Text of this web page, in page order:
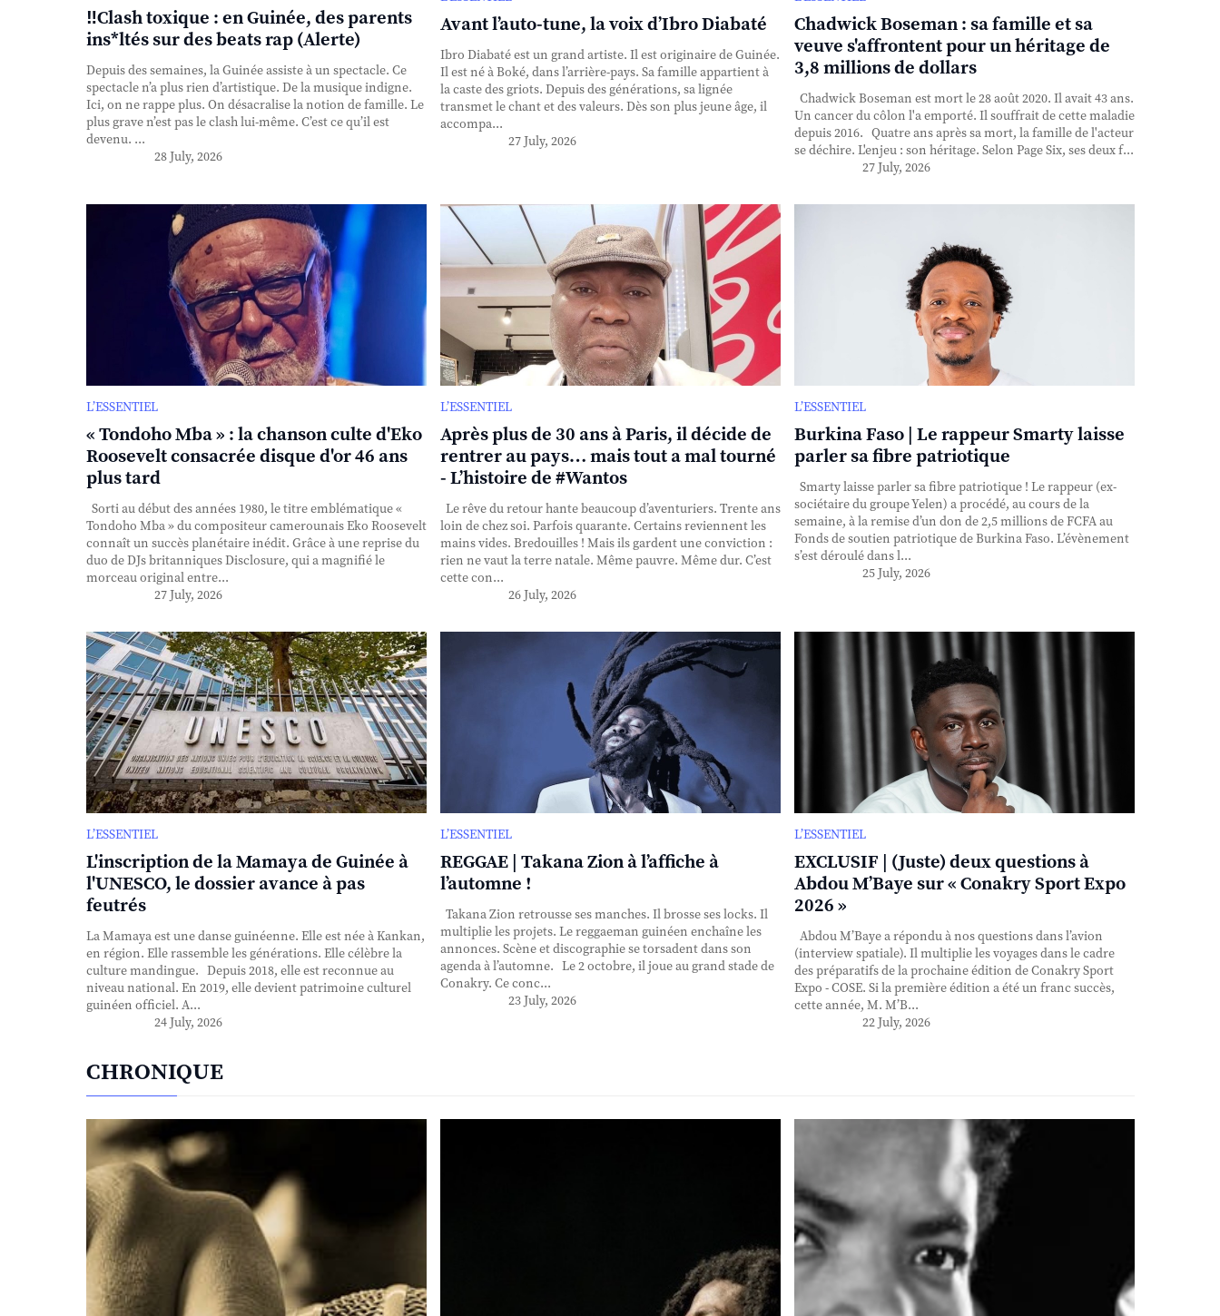
‼️Clash toxique : en Guinée, des parents
ins*ltés sur des beats rap (Alerte)
Depuis des semaines, la Guinée assiste à un spectacle. Ce
spectacle n’a plus rien d’artistique. De la musique indigne.
Ici, on ne rappe plus. On désacralise la notion de famille. Le
plus grave n’est pas le clash lui-même. C’est ce qu’il est
devenu. ...
28 July, 2026
Avant l’auto-tune, la voix d’Ibro Diabaté
Ibro Diabaté est un grand artiste. Il est originaire de Guinée.
Il est né à Boké, dans l’arrière-pays. Sa famille appartient à
la caste des griots. Depuis des générations, sa lignée
transmet le chant et des valeurs. Dès son plus jeune âge, il
accompa...
27 July, 2026
Chadwick Boseman : sa famille et sa
veuve s'affrontent pour un héritage de
3,8 millions de dollars
Chadwick Boseman est mort le 28 août 2020. Il avait 43 ans.
Un cancer du côlon l'a emporté. Il souffrait de cette maladie
depuis 2016. Quatre ans après sa mort, la famille de l'acteur
se déchire. L'enjeu : son héritage. Selon Page Six, ses deux f...
27 July, 2026
L’ESSENTIEL
« Tondoho Mba » : la chanson culte d'Eko
Roosevelt consacrée disque d'or 46 ans
plus tard
Sorti au début des années 1980, le titre emblématique «
Tondoho Mba » du compositeur camerounais Eko Roosevelt
connaît un succès planétaire inédit. Grâce à une reprise du
duo de DJs britanniques Disclosure, qui a magnifié le
morceau original entre...
27 July, 2026
L’ESSENTIEL
Après plus de 30 ans à Paris, il décide de
rentrer au pays… mais tout a mal tourné
- L’histoire de #Wantos
Le rêve du retour hante beaucoup d’aventuriers. Trente ans
loin de chez soi. Parfois quarante. Certains reviennent les
mains vides. Bredouilles ! Mais ils gardent une conviction :
rien ne vaut la terre natale. Même pauvre. Même dur. C’est
cette con...
26 July, 2026
L’ESSENTIEL
Burkina Faso | Le rappeur Smarty laisse
parler sa fibre patriotique
Smarty laisse parler sa fibre patriotique ! Le rappeur (ex-
sociétaire du groupe Yelen) a procédé, au cours de la
semaine, à la remise d’un don de 2,5 millions de FCFA au
Fonds de soutien patriotique de Burkina Faso. L’évènement
s’est déroulé dans l...
25 July, 2026
L’ESSENTIEL
L'inscription de la Mamaya de Guinée à
l'UNESCO, le dossier avance à pas
feutrés
La Mamaya est une danse guinéenne. Elle est née à Kankan,
en région. Elle rassemble les générations. Elle célèbre la
culture mandingue. Depuis 2018, elle est reconnue au
niveau national. En 2019, elle devient patrimoine culturel
guinéen officiel. A...
24 July, 2026
L’ESSENTIEL
REGGAE | Takana Zion à l’affiche à
l’automne !
Takana Zion retrousse ses manches. Il brosse ses locks. Il
multiplie les projets. Le reggaeman guinéen enchaîne les
annonces. Scène et discographie se torsadent dans son
agenda à l’automne. Le 2 octobre, il joue au grand stade de
Conakry. Ce conc...
23 July, 2026
L’ESSENTIEL
EXCLUSIF | (Juste) deux questions à
Abdou M’Baye sur « Conakry Sport Expo
2026 »
Abdou M’Baye a répondu à nos questions dans l’avion
(interview spatiale). Il multiplie les voyages dans le cadre
des préparatifs de la prochaine édition de Conakry Sport
Expo - COSE. Si la première édition a été un franc succès,
cette année, M. M’B...
22 July, 2026
CHRONIQUE